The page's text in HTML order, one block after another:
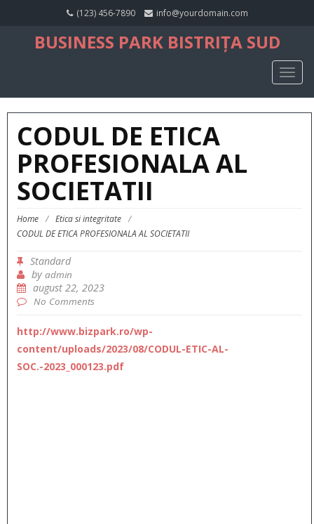
(123) 456-7890 info@yourdomain.com
BUSINESS PARK BISTRIȚA SUD
CODUL DE ETICA
PROFESIONALA AL
SOCIETATII
Home / Etica si integritate /
CODUL DE ETICA PROFESIONALA AL SOCIETATII
Standard
by admin
august 22, 2023
No Comments
http://www.bizpark.ro/wp-
content/uploads/2023/08/CODUL-ETIC-AL-
SOC.-2023_000123.pdf